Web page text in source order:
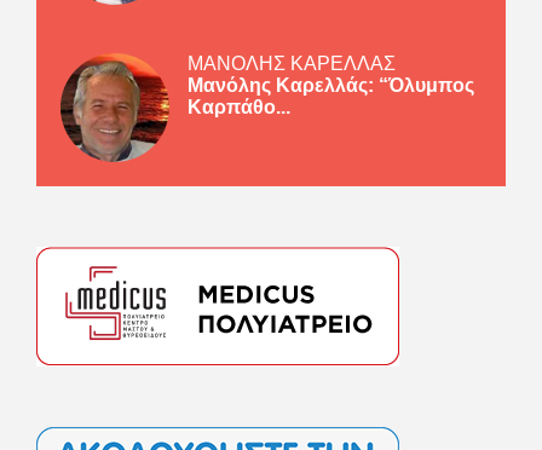
ΜΑΝΟΛΗΣ ΚΑΡΕΛΛΑΣ
Μανόλης Καρελλάς: “Όλυμπος
Καρπάθο...